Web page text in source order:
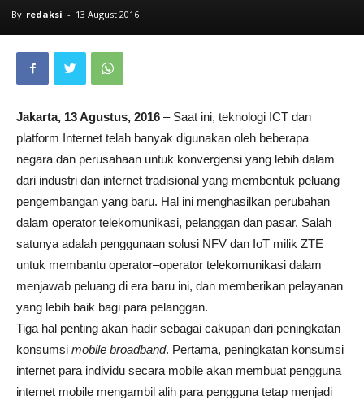
By redaksi - 13 August 2016
Jakarta, 13 Agustus, 2016 – Saat ini, teknologi ICT dan
platform Internet telah banyak digunakan oleh beberapa
negara dan perusahaan untuk konvergensi yang lebih dalam
dari industri dan internet tradisional yang membentuk peluang
pengembangan yang baru. Hal ini menghasilkan perubahan
dalam operator telekomunikasi, pelanggan dan pasar. Salah
satunya adalah penggunaan solusi NFV dan IoT milik ZTE
untuk membantu operator–operator telekomunikasi dalam
menjawab peluang di era baru ini, dan memberikan pelayanan
yang lebih baik bagi para pelanggan.
Tiga hal penting akan hadir sebagai cakupan dari peningkatan
konsumsi mobile broadband. Pertama, peningkatan konsumsi
internet para individu secara mobile akan membuat pengguna
internet mobile mengambil alih para pengguna tetap menjadi